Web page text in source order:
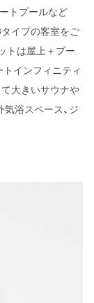
トプールなど
イプの客室をご
トは屋上＋プー
インフィニティ
大きいサウナや
気浴スペース、ジ